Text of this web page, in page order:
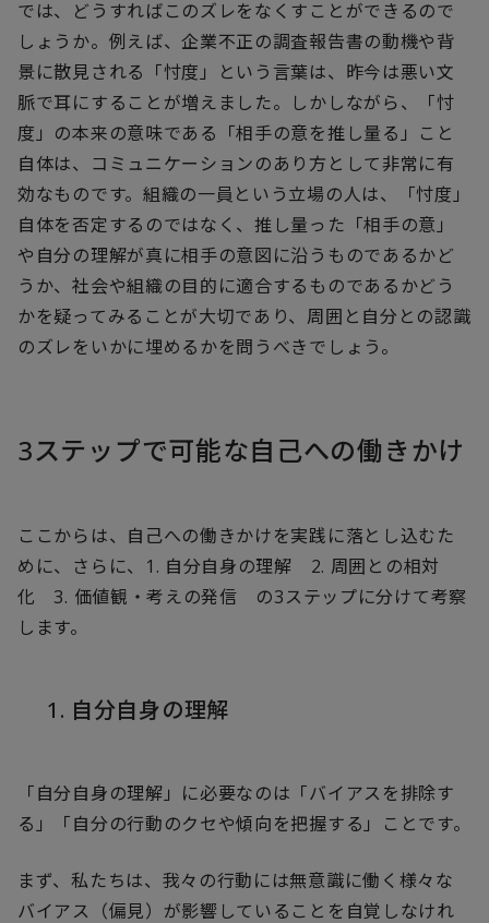
では、どうすればこのズレをなくすことができるので
しょうか。例えば、企業不正の調査報告書の動機や背
景に散見される「忖度」という言葉は、昨今は悪い文
脈で耳にすることが増えました。しかしながら、「忖
度」の本来の意味である「相手の意を推し量る」こと
自体は、コミュニケーションのあり方として非常に有
効なものです。組織の一員という立場の人は、「忖度」
自体を否定するのではなく、推し量った「相手の意」
や自分の理解が真に相手の意図に沿うものであるかど
うか、社会や組織の目的に適合するものであるかどう
かを疑ってみることが大切であり、周囲と自分との認識
のズレをいかに埋めるかを問うべきでしょう。
3ステップで可能な自己への働きかけ
ここからは、自己への働きかけを実践に落とし込むた
めに、さらに、1. 自分自身の理解 2. 周囲との相対
化 3. 価値観・考えの発信 の3ステップに分けて考察
します。
1. 自分自身の理解
「自分自身の理解」に必要なのは「バイアスを排除す
る」「自分の行動のクセや傾向を把握する」ことです。
まず、私たちは、我々の行動には無意識に働く様々な
バイアス（偏見）が影響していることを自覚しなけれ